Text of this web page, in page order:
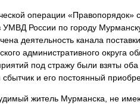
операции «Правопорядок»
УМВД России по городу
деятельность канала
административного округа
под стражу были взяты
и его постоянный
житель Мурманска, не